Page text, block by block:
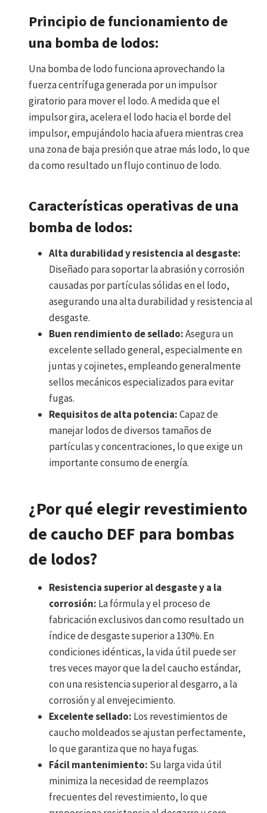
Principio de funcionamiento de
una bomba de lodos:
Una bomba de lodo funciona aprovechando la
fuerza centrífuga generada por un impulsor
giratorio para mover el lodo. A medida que el
impulsor gira, acelera el lodo hacia el borde del
impulsor, empujándolo hacia afuera mientras crea
una zona de baja presión que atrae más lodo, lo que
da como resultado un flujo continuo de lodo.
Características operativas de una
bomba de lodos:
Alta durabilidad y resistencia al desgaste:
Diseñado para soportar la abrasión y corrosión
causadas por partículas sólidas en el lodo,
asegurando una alta durabilidad y resistencia al
desgaste.
Buen rendimiento de sellado:Asegura un
excelente sellado general, especialmente en
juntas y cojinetes, empleando generalmente
sellos mecánicos especializados para evitar
fugas.
Requisitos de alta potencia:Capaz de
manejar lodos de diversos tamaños de
partículas y concentraciones, lo que exige un
importante consumo de energía.
¿Por qué elegir revestimiento
de caucho DEF para bombas
de lodos?
Resistencia superior al desgaste y a la
corrosión: La fórmula y el proceso de
fabricación exclusivos dan como resultado un
índice de desgaste superior a 130%. En
condiciones idénticas, la vida útil puede ser
tres veces mayor que la del caucho estándar,
con una resistencia superior al desgarro, a la
corrosión y al envejecimiento.
Excelente sellado: Los revestimientos de
caucho moldeados se ajustan perfectamente,
lo que garantiza que no haya fugas.
Fácil mantenimiento: Su larga vida útil
minimiza la necesidad de reemplazos
frecuentes del revestimiento, lo que